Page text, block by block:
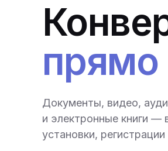
прямо
Документы, видео,
и электронные книги
установки,